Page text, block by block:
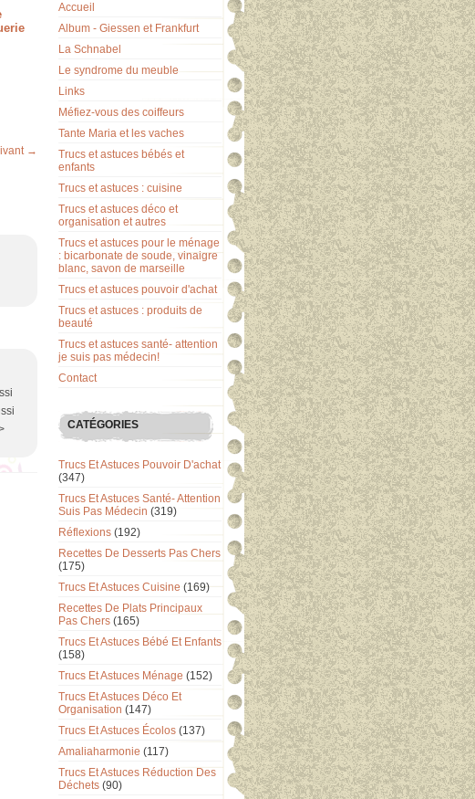
→
Accueil
Album - Giessen et Frankfurt
La Schnabel
Le syndrome du meuble
Links
Méfiez-vous des coiffeurs
Tante Maria et les vaches
Trucs et astuces bébés et
enfants
Trucs et astuces : cuisine
Trucs et astuces déco et
organisation et autres
Trucs et astuces pour le ménage
: bicarbonate de soude, vinaigre
blanc, savon de marseille
Trucs et astuces pouvoir d'achat
Trucs et astuces : produits de
beauté
Trucs et astuces santé- attention
je suis pas médecin!
Contact
CATÉGORIES
Trucs Et Astuces Pouvoir D'achat
(347)
Trucs Et Astuces Santé- Attention
Suis Pas Médecin (319)
Réflexions (192)
Recettes De Desserts Pas Chers
(175)
Trucs Et Astuces Cuisine (169)
Recettes De Plats Principaux
Pas Chers (165)
Trucs Et Astuces Bébé Et Enfants
(158)
Trucs Et Astuces Ménage (152)
Trucs Et Astuces Déco Et
Organisation (147)
Trucs Et Astuces Écolos (137)
Amaliaharmonie (117)
Trucs Et Astuces Réduction Des
Déchets (90)